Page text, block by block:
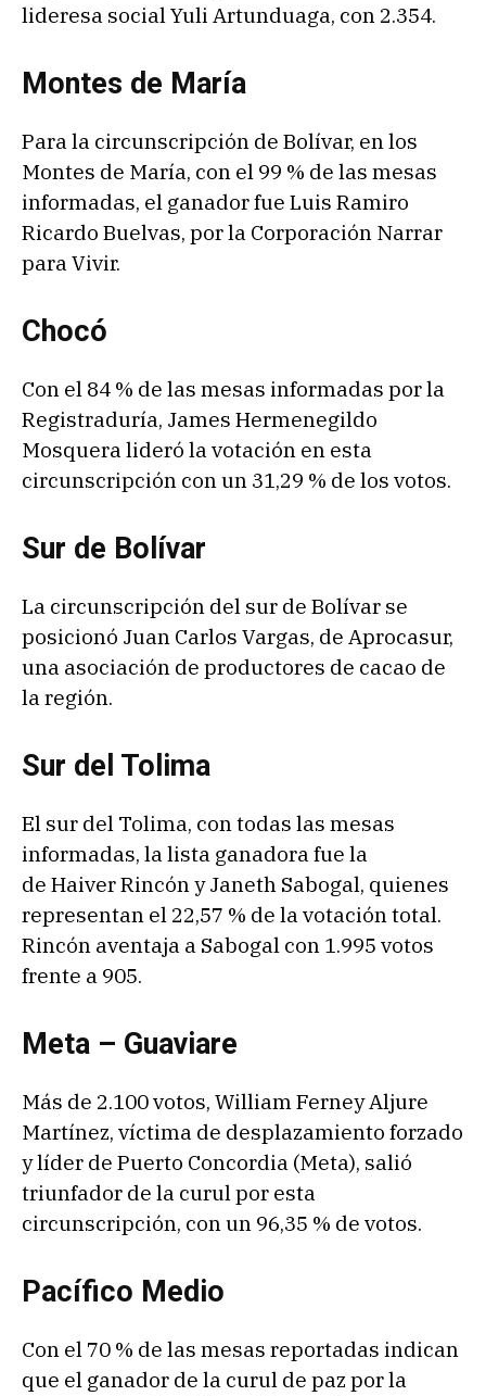
lideresa social Yuli Artunduaga, con 2.354.
Montes de María
Para la circunscripción de Bolívar, en los
Montes de María, con el 99 % de las mesas
informadas, el ganador fue Luis Ramiro
Ricardo Buelvas, por la Corporación Narrar
para Vivir.
Chocó
Con el 84 % de las mesas informadas por la
Registraduría, James Hermenegildo
Mosquera lideró la votación en esta
circunscripción con un 31,29 % de los votos.
Sur de Bolívar
La circunscripción del sur de Bolívar se
posicionó Juan Carlos Vargas, de Aprocasur,
una asociación de productores de cacao de
la región.
Sur del Tolima
El sur del Tolima, con todas las mesas
informadas, la lista ganadora fue la
de Haiver Rincón y Janeth Sabogal, quienes
representan el 22,57 % de la votación total.
Rincón aventaja a Sabogal con 1.995 votos
frente a 905.
Meta – Guaviare
Más de 2.100 votos, William Ferney Aljure
Martínez, víctima de desplazamiento forzado
y líder de Puerto Concordia (Meta), salió
triunfador de la curul por esta
circunscripción, con un 96,35 % de votos.
Pacífico Medio
Con el 70 % de las mesas reportadas indican
que el ganador de la curul de paz por la